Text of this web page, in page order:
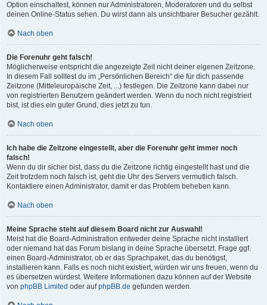
Option einschaltest, können nur Administratoren, Moderatoren und du selbst
deinen Online-Status sehen. Du wirst dann als unsichtbarer Besucher gezählt.
Nach oben
Die Forenuhr geht falsch!
Möglicherweise entspricht die angezeigte Zeit nicht deiner eigenen Zeitzone.
In diesem Fall solltest du im „Persönlichen Bereich“ die für dich passende
Zeitzone (Mitteleuropäische Zeit, ...) festlegen. Die Zeitzone kann dabei nur
von registrierten Benutzern geändert werden. Wenn du noch nicht registriert
bist, ist dies ein guter Grund, dies jetzt zu tun.
Nach oben
Ich habe die Zeitzone eingestellt, aber die Forenuhr geht immer noch
falsch!
Wenn du dir sicher bist, dass du die Zeitzone richtig eingestellt hast und die
Zeit trotzdem noch falsch ist, geht die Uhr des Servers vermutlich falsch.
Kontaktiere einen Administrator, damit er das Problem beheben kann.
Nach oben
Meine Sprache steht auf diesem Board nicht zur Auswahl!
Meist hat die Board-Administration entweder deine Sprache nicht installiert
oder niemand hat das Forum bislang in deine Sprache übersetzt. Frage ggf.
einen Board-Administrator, ob er das Sprachpaket, das du benötigst,
installieren kann. Falls es noch nicht existiert, würden wir uns freuen, wenn du
es übersetzen würdest. Weitere Informationen dazu können auf der Website
von phpBB Limited oder aufphpBB.de gefunden werden.